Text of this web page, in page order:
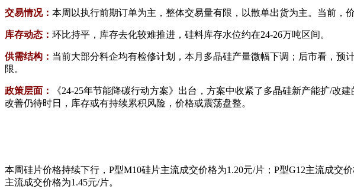
交易情况： 本周以执行前期订单为主，整体交易量有限，以散单出货为主。当前，
库存动态： 环比持平，库存去化较难推进，硅料库存水位约在24-26万吨区间。
供需结构： 当前大部分料企均有检修计划，本月多晶硅产量微幅下调；后市看，预
限。
政策层面：
《24-25年节能降碳行动方案》出台，方案中收紧了多晶硅新产能扩/
改善仍待时日，库存或有持续累积风险，价格或震荡盘整。
本周硅片价格持续下行，P型M10硅片主流成交价格为1.20元/片；P型G12主流成交
主流成交价格为1.45元/片。